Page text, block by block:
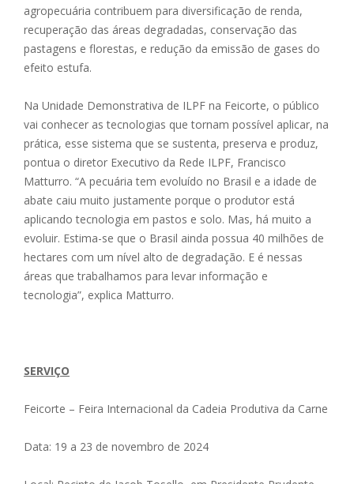
agropecuária contribuem para diversificação de renda,
recuperação das áreas degradadas, conservação das
pastagens e florestas, e redução da emissão de gases do
efeito estufa.
Na Unidade Demonstrativa de ILPF na Feicorte, o público
vai conhecer as tecnologias que tornam possível aplicar, na
prática, esse sistema que se sustenta, preserva e produz,
pontua o diretor Executivo da Rede ILPF, Francisco
Matturro. “A pecuária tem evoluído no Brasil e a idade de
abate caiu muito justamente porque o produtor está
aplicando tecnologia em pastos e solo. Mas, há muito a
evoluir. Estima-se que o Brasil ainda possua 40 milhões de
hectares com um nível alto de degradação. E é nessas
áreas que trabalhamos para levar informação e
tecnologia”, explica Matturro.
SERVIÇO
Feicorte – Feira Internacional da Cadeia Produtiva da Carne
Data: 19 a 23 de novembro de 2024